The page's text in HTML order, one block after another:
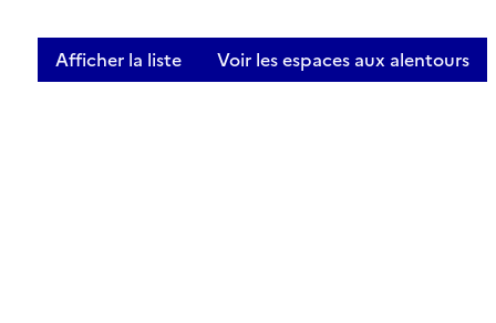
Afficher la liste Voir les espaces aux alentours